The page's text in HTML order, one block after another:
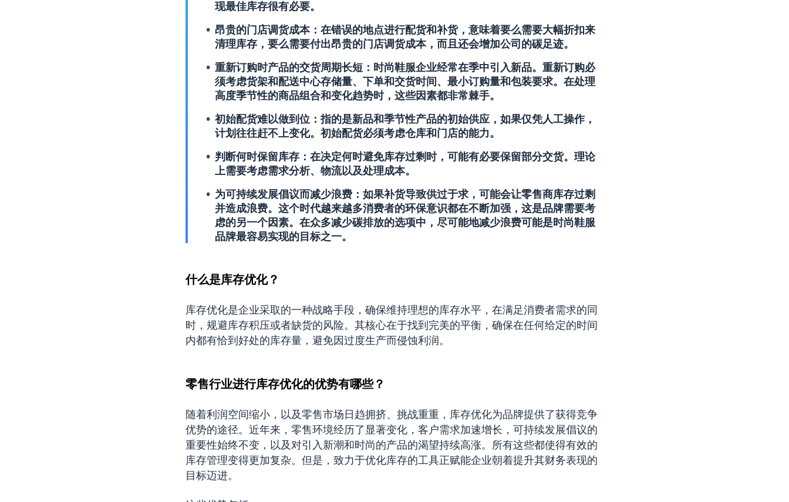
现最佳库存很有必要。
昂贵的门店调货成本：在错误的地点进行配货和补货，意味着要么需要大幅折扣来
清理库存，要么需要付出昂贵的门店调货成本，而且还会增加公司的碳足迹。
重新订购时产品的交货周期长短：时尚鞋服企业经常在季中引入新品。重新订购必
须考虑货架和配送中心存储量、下单和交货时间、最小订购量和包装要求。在处理
高度季节性的商品组合和变化趋势时，这些因素都非常棘手。
初始配货难以做到位：指的是新品和季节性产品的初始供应，如果仅凭人工操作，
计划往往赶不上变化。初始配货必须考虑仓库和门店的能力。
判断何时保留库存：在决定何时避免库存过剩时，可能有必要保留部分交货。理论
上需要考虑需求分析、物流以及处理成本。
为可持续发展倡议而减少浪费：如果补货导致供过于求，可能会让零售商库存过剩
并造成浪费。这个时代越来越多消费者的环保意识都在不断加强，这是品牌需要考
虑的另一个因素。在众多减少碳排放的选项中，尽可能地减少浪费可能是时尚鞋服
品牌最容易实现的目标之一。
什么是库存优化？
库存优化是企业采取的一种战略手段，确保维持理想的库存水平，在满足消费者需求的同
时，规避库存积压或者缺货的风险。其核心在于找到完美的平衡，确保在任何给定的时间
内都有恰到好处的库存量，避免因过度生产而侵蚀利润。
零售行业进行库存优化的优势有哪些？
随着利润空间缩小，以及零售市场日趋拥挤、挑战重重，库存优化为品牌提供了获得竞争
优势的途径。近年来，零售环境经历了显著变化，客户需求加速增长，可持续发展倡议的
重要性始终不变，以及对引入新潮和时尚的产品的渴望持续高涨。所有这些都使得有效的
库存管理变得更加复杂。但是，致力于优化库存的工具正赋能企业朝着提升其财务表现的
目标迈进。